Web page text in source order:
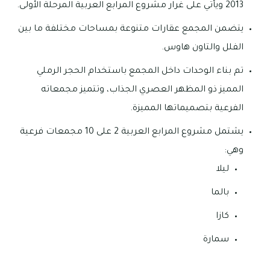
2013 ويأتي على غرار مشروع المرابع العربية المرحلة الأولى.
يتضمن المجمع عقارات متنوعة بمساحات مختلفة ما بين
الفلل والتاون هاوس.
تم بناء الوحدات داخل المجمع باستخدام الحجر الرملي
المميز ذو المظهر العصري الجذاب، وتتميز مجمعاته
الفرعية بتصميماتها المميزة.
يشتمل مشروع المرابع العربية 2 على 10 مجمعات فرعية
وهي:
ليلا
بالما
كازا
سمارة